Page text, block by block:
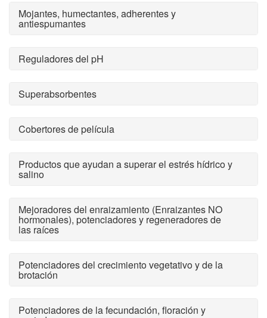
Mojantes, humectantes, adherentes y
antiespumantes
Reguladores del pH
Superabsorbentes
Cobertores de película
Productos que ayudan a superar el estrés hídrico y
salino
Mejoradores del enraizamiento (Enraizantes NO
hormonales), potenciadores y regeneradores de
las raíces
Potenciadores del crecimiento vegetativo y de la
brotación
Potenciadores de la fecundación, floración y